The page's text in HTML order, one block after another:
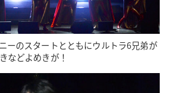
ーのスタートとともにウルトラ6兄弟が
などよめきが！